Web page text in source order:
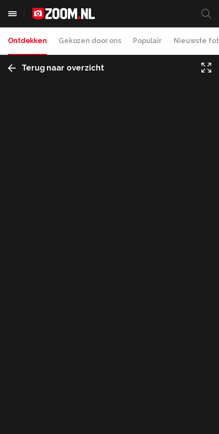
Ontdekken Gekozen door ons Populair Nieuwste
Terug naar overzicht